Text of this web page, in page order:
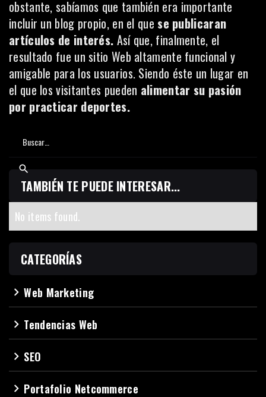
obstante, sabíamos que también era importante
incluir un blog propio, en el que se publicaran
artículos de interés. Así que, finalmente, el
resultado fue un sitio Web altamente funcional y
amigable para los usuarios. Siendo éste un lugar en
el que los visitantes pueden alimentar su pasión
por practicar deportes.
TAMBIÉN TE PUEDE INTERESAR...
No items found.
CATEGORÍAS
navigate_nextWeb Marketing
navigate_next Tendencias Web
navigate_next SEO
navigate_next Portafolio Netcommerce